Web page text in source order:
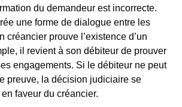
du demandeur est incorrecte.
une forme de dialogue entre les
créancier prouve l’existence d’un
il revient à son débiteur de prouver
engagements. Si le débiteur ne peut
preuve, la décision judiciaire se
faveur du créancier.